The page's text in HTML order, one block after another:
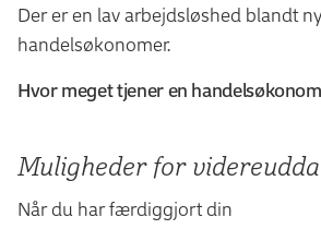
Der er en lav arbejdsløshed blandt
handelsøkonomer.
Hvor meget tjener en
iUddannelseszoom. Her kan du
brancher færdiguddannede fra
Mulig­heder for
Når du har færdiggjort din